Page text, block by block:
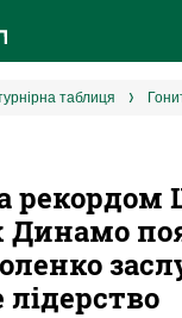
Новини
Єврокубки
УПЛ
таблиця
Динамо
лідерство